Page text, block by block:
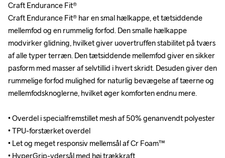
Craft Endurance Fit®
Craft Endurance Fit® har en smal hælkappe, et tætsiddende
mellemfod og en rummelig forfod. Den smalle hælkappe
modvirker glidning, hvilket giver uovertruffen stabilitet på tværs
af alle typer terræn. Den tætsiddende mellemfod giver en sikker
pasform med masser af selvtillid i hvert skridt. Desuden giver den
rummelige forfod mulighed for naturlig bevægelse af tæerne og
mellemfodsknoglerne, hvilket øger komforten endnu mere.
• Overdel i specialfremstillet mesh af 50% genanvendt polyester
• TPU-forstærket overdel
• Let og meget responsiv mellemsål af Cr Foam™
• HyperGrip-ydersål med høj trækkraft
Craft Endurance Fit®
Craft Endurance Fit® har en smal hælkappe, et tætsiddende
mellemfod og en rummelig forfod. Den smalle hælkappe
modvirker glidning, hvilket giver uovertruffen stabilitet på tværs
af alle typer terræn. Den tætsiddende mellemfod giver en sikker
pasform med masser af selvtillid i hvert skridt. Desuden giver den
rummelige forfod mulighed for naturlig bevægelse af tæerne og
mellemfodsknoglerne, hvilket øger komforten endnu mere.
• Overdel i specialfremstillet mesh af 50% genanvendt polyester
• TPU-forstærket overdel
• Let og meget responsiv mellemsål af Cr Foam™
• HyperGrip-ydersål med høj trækkraft